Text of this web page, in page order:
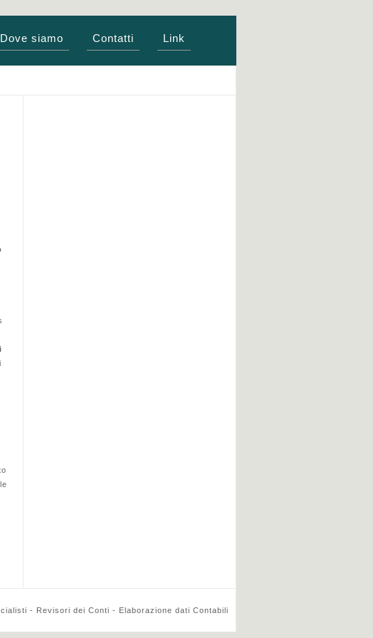
Dove siamo Contatti Link
- Revisori dei Conti - Elaborazione dati Contabili